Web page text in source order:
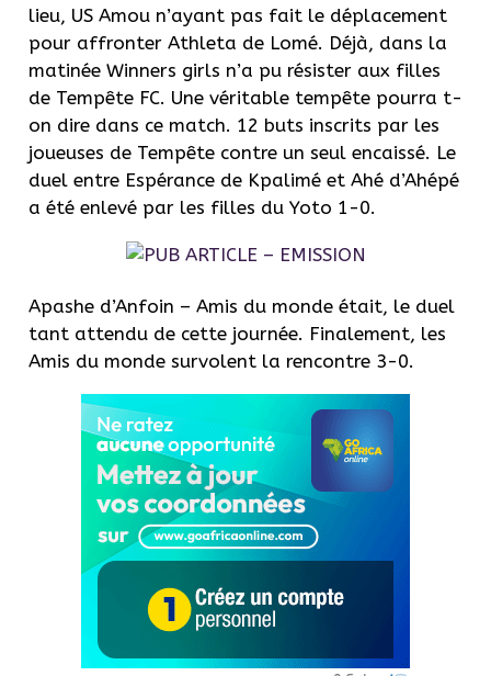
lieu, US Amou n’ayant pas fait le déplacement
pour affronter Athleta de Lomé. Déjà, dans la
matinée Winners girls n’a pu résister aux filles
de Tempête FC. Une véritable tempête pourra t-
on dire dans ce match. 12 buts inscrits par les
joueuses de Tempête contre un seul encaissé. Le
duel entre Espérance de Kpalimé et Ahé d’Ahépé
a été enlevé par les filles du Yoto 1-0.
Apashe d’Anfoin – Amis du monde était, le duel
tant attendu de cette journée. Finalement, les
Amis du monde survolent la rencontre 3-0.